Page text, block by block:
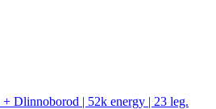
Dlinnoborod | 52k energy | 23 leg.